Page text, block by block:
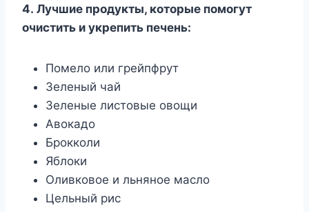
4. Лучшие продукты, которые помогут
очистить и укрепить печень:
Помело или грейпфрут
Зеленый чай
Зеленые листовые овощи
Авокадо
Брокколи
Яблоки
Оливковое и льняное масло
Цельный рис